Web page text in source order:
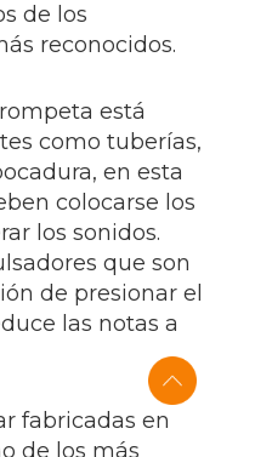
de los
reconocidos.
está
como tuberías,
en esta
colocarse los
los sonidos.
que son
de presionar el
las notas a
fabricadas en
de los más